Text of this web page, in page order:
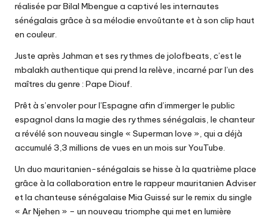
réalisée par Bilal Mbengue a captivé les internautes
sénégalais grâce à sa mélodie envoûtante et à son clip haut
en couleur.
Juste après Jahman et ses rythmes de jolofbeats, c’est le
mbalakh authentique qui prend la relève, incarné par l’un des
maîtres du genre : Pape Diouf.
Prêt à s’envoler pour l’Espagne afin d’immerger le public
espagnol dans la magie des rythmes sénégalais, le chanteur
a révélé son nouveau single « Superman love », qui a déjà
accumulé 3,3 millions de vues en un mois sur YouTube.
Un duo mauritanien-sénégalais se hisse à la quatrième place
grâce à la collaboration entre le rappeur mauritanien Adviser
et la chanteuse sénégalaise Mia Guissé sur le remix du single
« Ar Njehen » – un nouveau triomphe qui met en lumière